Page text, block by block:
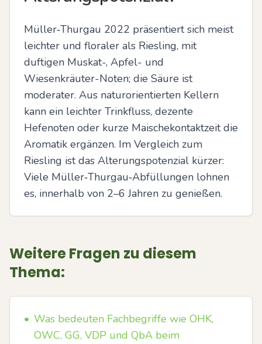
Müller‑Thurgau 2022 präsentiert sich meist
leichter und floraler als Riesling, mit
duftigen Muskat-, Apfel- und
Wiesenkräuter-Noten; die Säure ist
moderater. Aus naturorientierten Kellern
kann ein leichter Trinkfluss, dezente
Hefenoten oder kurze Maischekontaktzeit die
Aromatik ergänzen. Im Vergleich zum
Riesling ist das Alterungspotenzial kürzer:
Viele Müller‑Thurgau‑Abfüllungen lohnen
es, innerhalb von 2–6 Jahren zu genießen.
Weitere Fragen zu diesem
Thema:
• Was bedeuten Fachbegriffe wie OHK,
OWC, GG, VDP und QbA beim